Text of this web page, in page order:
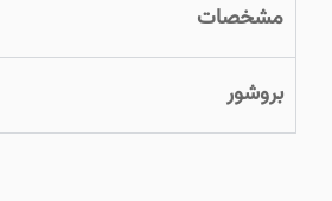
مشخصات
بروشور